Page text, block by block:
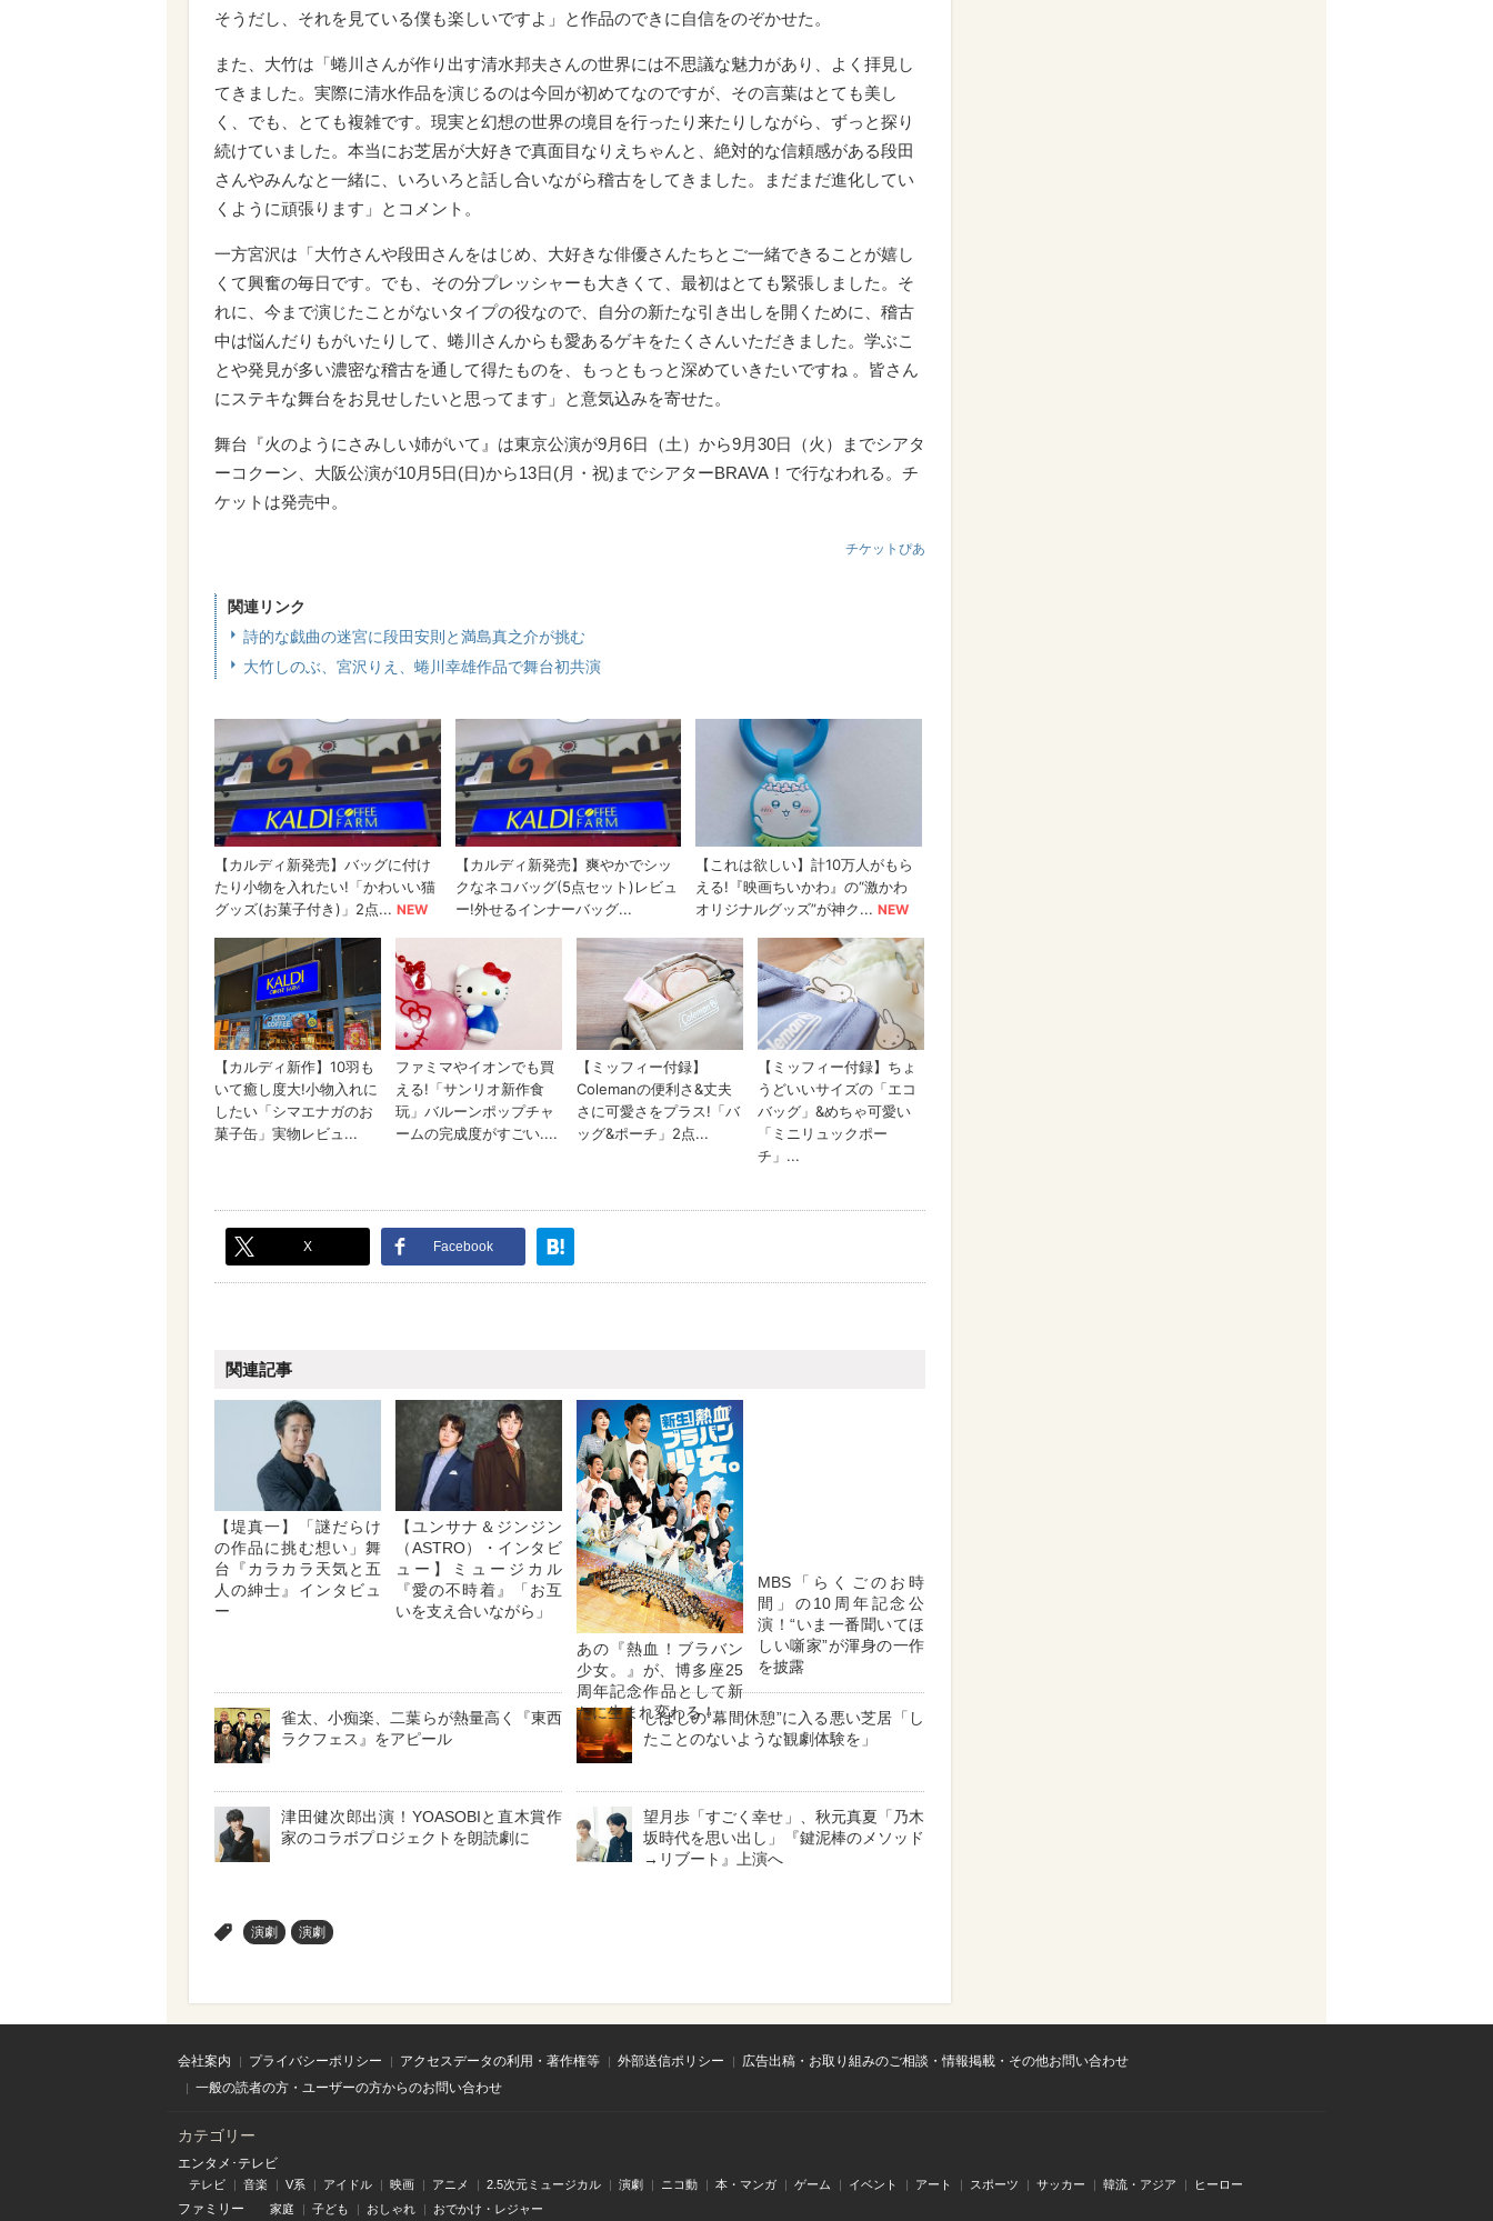
そうだし、それを見ている僕も楽しいですよ」と作品のできに自信をのぞかせた。
また、大竹は「蜷川さんが作り出す清水邦夫さんの世界には不思議な魅力があり、よく拝見し
てきました。実際に清水作品を演じるのは今回が初めてなのですが、その言葉はとても美し
く、でも、とても複雑です。現実と幻想の世界の境目を行ったり来たりしながら、ずっと探り
続けていました。本当にお芝居が大好きで真面目なりえちゃんと、絶対的な信頼感がある段田
さんやみんなと一緒に、いろいろと話し合いながら稽古をしてきました。まだまだ進化してい
くように頑張ります」とコメント。
一方宮沢は「大竹さんや段田さんをはじめ、大好きな俳優さんたちとご一緒できることが嬉し
くて興奮の毎日です。でも、その分プレッシャーも大きくて、最初はとても緊張しました。そ
れに、今まで演じたことがないタイプの役なので、自分の新たな引き出しを開くために、稽古
中は悩んだりもがいたりして、蜷川さんからも愛あるゲキをたくさんいただきました。学ぶこ
とや発見が多い濃密な稽古を通して得たものを、もっともっと深めていきたいですね 。皆さん
にステキな舞台をお見せしたいと思ってます」と意気込みを寄せた。
舞台『火のようにさみしい姉がいて』は東京公演が9月6日（土）から9月30日（火）までシアタ
ーコクーン、大阪公演が10月5日(日)から13日(月・祝)までシアターBRAVA！で行なわれる。チ
ケットは発売中。
チケットぴあ
関連リンク
詩的な戯曲の迷宮に段田安則と満島真之介が挑む
大竹しのぶ、宮沢りえ、蜷川幸雄作品で舞台初共演
X Facebook
関連記事
【堤真一】「謎だらけ
の作品に挑む想い」舞
台『カラカラ天気と五
人の紳士』インタビュ
ー
【ユンサナ＆ジンジン
（ASTRO）・インタビ
ュー】ミュージカル
『愛の不時着』「お互
いを支え合いながら」
あの『熱血！ブラバン
少女。』が、博多座25
周年記念作品として新
たに生まれ変わる！
MBS「らくごのお時
間」の10周年記念公
演！“いま一番聞いてほ
しい噺家”が渾身の一作
を披露
雀太、小痴楽、二葉らが熱量高く『東西
ラクフェス』をアピール
しばしの“幕間休憩”に入る悪い芝居「し
たことのないような観劇体験を」
津田健次郎出演！YOASOBIと直木賞作
家のコラボプロジェクトを朗読劇に
望月歩「すごく幸せ」、秋元真夏「乃木
坂時代を思い出し」『鍵泥棒のメソッド
→リブート』上演へ
演劇 演劇
会社案内 プライバシーポリシー アクセスデータの利用・著作権等 外部送信ポリシー
広告出稿・お取り組みのご相談・情報掲載・その他お問い合わせ
一般の読者の方・ユーザーの方からのお問い合わせ
カテゴリー
エンタメ･テレビ
テレビ 音楽 V系 アイドル 映画 アニメ 2.5次元ミュージカル 演劇 ニコ動 本・マンガ ゲーム イベント アート スポーツ サッカー 韓流・アジア ヒーロー
ファミリー 家庭 子ども おしゃれ おでかけ・レジャー